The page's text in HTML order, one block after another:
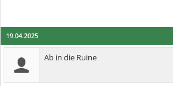
19.04.2025
Ab in die Ruine